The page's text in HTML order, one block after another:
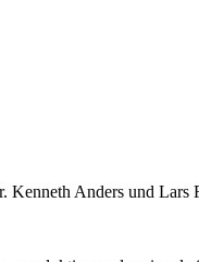
Anders und Lars